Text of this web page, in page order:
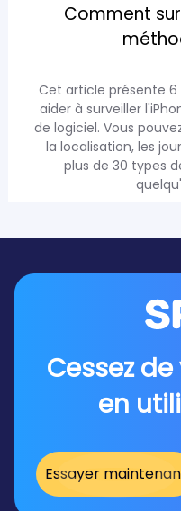
Comment
Cet article présente
aider à surveiller
de logiciel. Vous
la localisation, les
plus de 30 types
Cessez
en
Essayer